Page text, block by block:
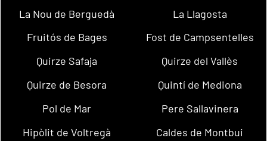
La Nou de Berguedà
La Llagosta
Fruitós de Bages
Fost de Campsentelles
Quirze Safaja
Quirze del Vallès
Quirze de Besora
Quintí de Mediona
Pol de Mar
Pere Sallavinera
Hipòlit de Voltregà
Caldes de Montbui